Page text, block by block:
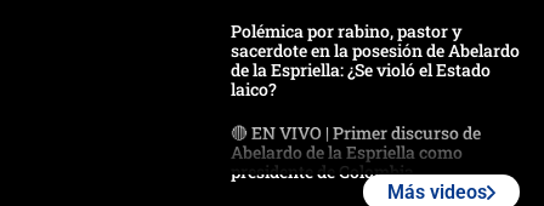
Polémica por rabino, pastor y
sacerdote en la posesión de Abelardo
de la Espriella: ¿Se violó el Estado
laico?
🔴 EN VIVO | Primer discurso de
Abelardo de la Espriella como
presidente de Colombia
Más videos